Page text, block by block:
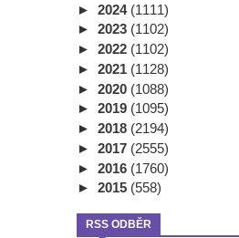
► 2024 (1111)
► 2023 (1102)
► 2022 (1102)
► 2021 (1128)
► 2020 (1088)
► 2019 (1095)
► 2018 (2194)
► 2017 (2555)
► 2016 (1760)
► 2015 (558)
RSS ODBĚR